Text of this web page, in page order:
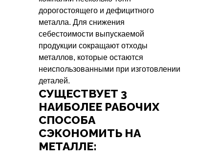
дорогостоящего и дефицитного
металла. Для снижения
себестоимости выпускаемой
продукции сокращают отходы
металлов, которые остаются
неиспользованными при изготовлении
деталей.
СУЩЕСТВУЕТ 3
НАИБОЛЕЕ РАБОЧИХ
СПОСОБА
СЭКОНОМИТЬ НА
МЕТАЛЛЕ: